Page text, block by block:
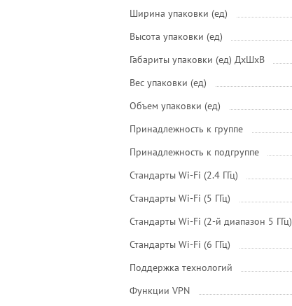
Ширина упаковки (ед)
Высота упаковки (ед)
Габариты упаковки (ед) ДхШхВ
Вес упаковки (ед)
Объем упаковки (ед)
Принадлежность к группе
Принадлежность к подгруппе
Стандарты Wi-Fi (2.4 ГГц)
Стандарты Wi-Fi (5 ГГц)
Стандарты Wi-Fi (2-й диапазон 5 ГГц)
Стандарты Wi-Fi (6 ГГц)
Поддержка технологий
Функции VPN